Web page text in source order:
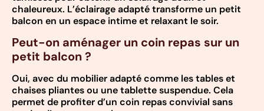
chaleureux. L’éclairage adapté transforme un petit
balcon en un espace intime et relaxant le soir.
Peut-on aménager un coin repas sur un
petit balcon ?
Oui, avec du mobilier adapté comme les tables et
chaises pliantes ou une tablette suspendue. Cela
permet de profiter d’un coin repas convivial sans